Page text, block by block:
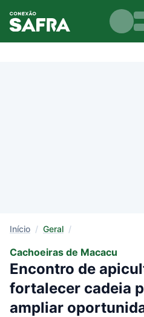
Início / Geral /
Cachoeiras de Macacu
Encontro de
fortalecer cadeia
ampliar